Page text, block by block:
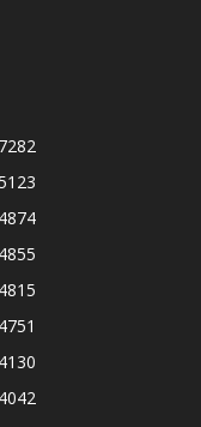
7282
4874
4855
4815
4751
4130
4042